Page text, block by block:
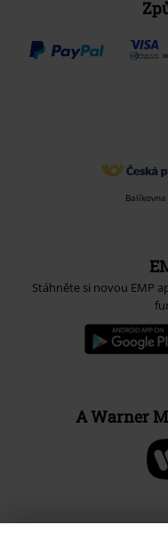
Balíkovna
Stáhněte si novou EMP
A Warner